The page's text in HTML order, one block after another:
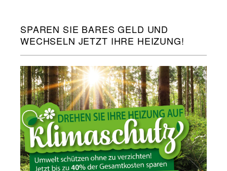
SPAREN SIE BARES GELD UND
WECHSELN JETZT IHRE HEIZUNG!